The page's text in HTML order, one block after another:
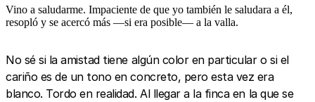
Vino a saludarme. Impaciente de que yo también le saludara a él,
resopló y se acercó más —si era posible— a la valla.
No sé si la amistad tiene algún color en particular o si el
cariño es de un tono en concreto, pero esta vez era
blanco. Tordo en realidad. Al llegar a la finca en la que se